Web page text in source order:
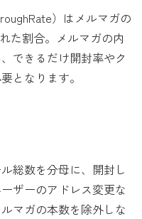
）はメルマガの
た割合。メルマガの内
できるだけ開封率やク
となります。
総数を分母に、開封し
ザーのアドレス変更な
マガの本数を除外しな